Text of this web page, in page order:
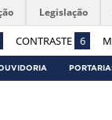
CONTRASTE 6
Legislação